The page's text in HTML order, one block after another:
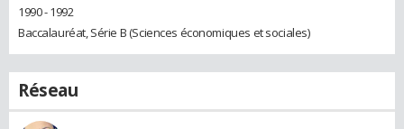
1990 - 1992
Baccalauréat, Série B (Sciences économiques et sociales)
Réseau